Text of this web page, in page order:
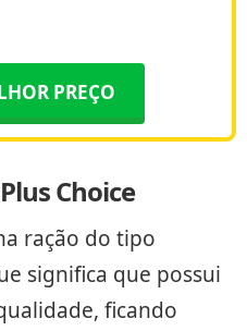
PREÇO
Choice
ração do tipo
significa que possui
ficando